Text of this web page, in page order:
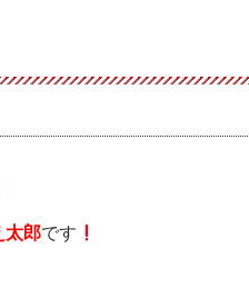
太郎です